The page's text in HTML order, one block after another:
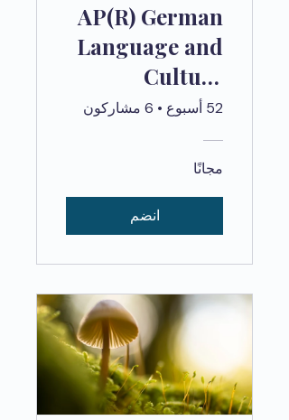
AP(R) German
Language and
Culture
WLG100
SelfPaced
52 أسبوع • 6 مشاركون
مجانًا
انضم